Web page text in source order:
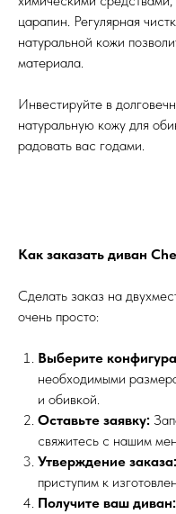
царапин. Регулярная
натуральной кожи
материала.
Инвестируйте в
натуральную кожу для
радовать вас годами.
Как заказать диван
Сделать заказ на
очень просто:
Выберите
необходимыми
и обивкой.
Оставьте заявку:
свяжитесь с нашим
Утверждение заказа:
приступим к
Получите ваш диван: